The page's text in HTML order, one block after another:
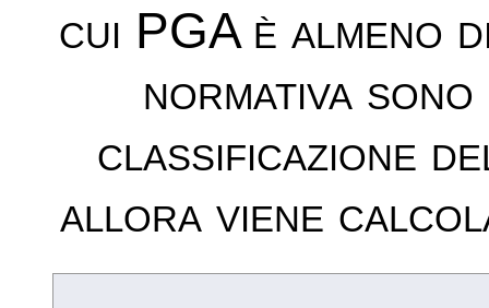
cui PGA è almeno
normativa
classificazione
allora viene